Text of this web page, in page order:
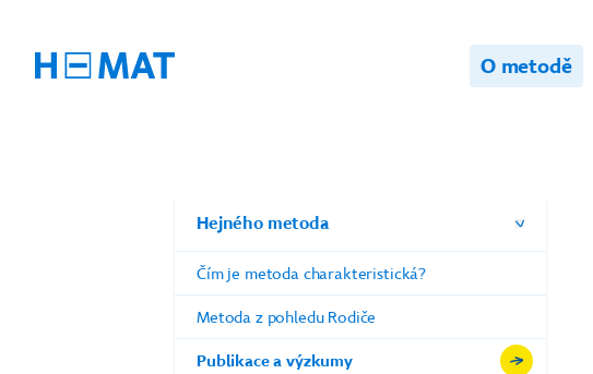
O metodě
Hejného metoda
Čím je metoda charakteristická?
Metoda z pohledu Rodiče
Publikace a výzkumy